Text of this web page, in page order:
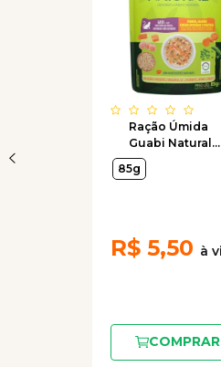
Ração Úmida
Guabi Natural
Frango, Salmão,
Cereias e
85g
R$ 5,50
COMPRAR